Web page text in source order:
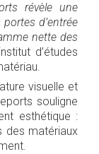
révèle une
d’entrée
nette des
d’études
visuelle et
souligne
esthétique :
des matériaux